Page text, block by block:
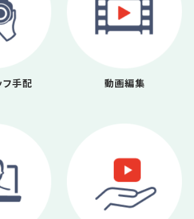
手配 動画編集